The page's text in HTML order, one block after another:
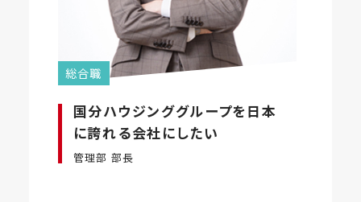
総合職
国分ハウジンググループを日本
に誇れる会社にしたい
管理部 部長